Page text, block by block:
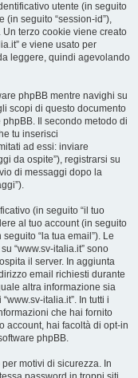
utente (in seguito
(in seguito “session-id”),
terzo cookie viene creato
e viene usato per
leggere, quindi agevolando
phpBB mentre navighi su
scopi di questo documento
Il secondo metodo di
tu inserisci
ad essi: inviare
da ospite”), registrarsi su
di messaggi dopo la
(in seguito “il tuo
al tuo account (in seguito
“la tua email”). Le
“www.sv-italia.it” sono
il server. In aggiunta
email richiesti durante
altra informazione sia
italia.it”. In tutti i
che hai fornito
account, hai facoltà di opt-in
phpBB.
motivi di sicurezza. In